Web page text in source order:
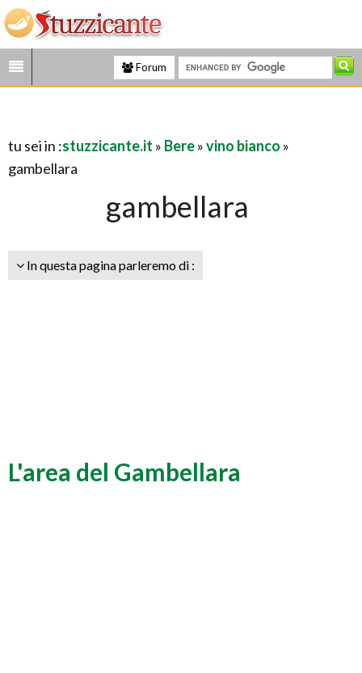
Forum
tu sei in :stuzzicante.it » Bere»vino bianco »
gambellara
gambellara
In questa pagina parleremo di :
L'area del Gambellara